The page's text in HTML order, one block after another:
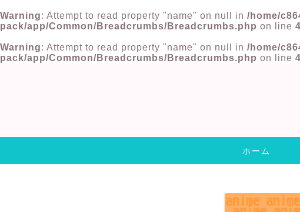
Warning: Attempt to read property "name" on null in /home/
pack/app/Common/Breadcrumbs/Breadcrumbs.php on line
Warning: Attempt to read property "name" on null in /home/
pack/app/Common/Breadcrumbs/Breadcrumbs.php on line
ホーム